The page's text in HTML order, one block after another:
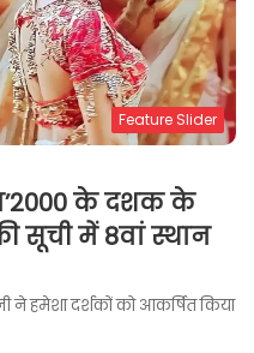
Feature Slider
के दशक के
सूची में 8वां स्थान
ने हमेशा दर्शकों को आकर्षित किया